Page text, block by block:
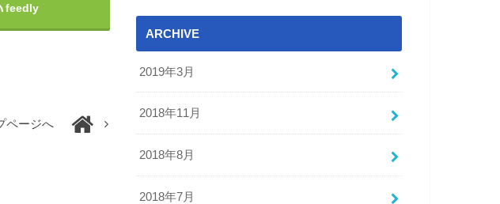
feedly
ページへ
ARCHIVE
2019年3月
2018年11月
2018年8月
2018年7月